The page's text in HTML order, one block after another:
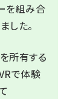
を組み合
した。
所有する
で体験